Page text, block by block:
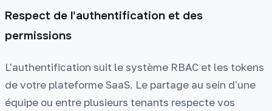
Respect de l'authentification et des
permissions
L'authentification suit le système RBAC et les tokens
de votre plateforme SaaS. Le partage au sein d'une
équipe ou entre plusieurs tenants respecte vos